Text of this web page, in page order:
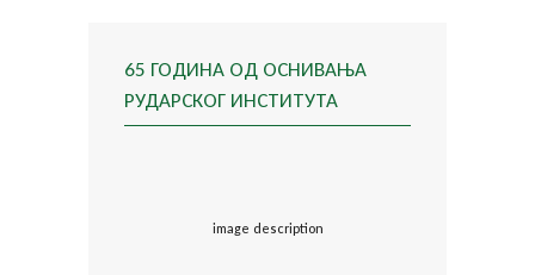
65 ГОДИНА ОД ОСНИВАЊА
РУДАРСКОГ ИНСТИТУТА
image description